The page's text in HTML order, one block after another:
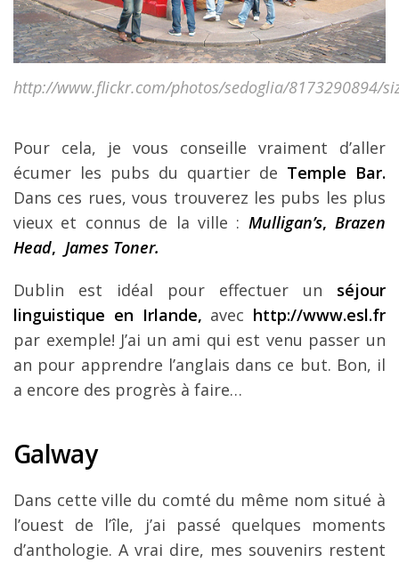
http://www.flickr.com/photos/sedoglia/8173290894/
Pour cela, je vous conseille vraiment d’aller
écumer les pubs du quartier de Temple Bar.
Dans ces rues, vous trouverez les pubs les plus
vieux et connus de la ville : Mulligan’s, Brazen
Head, James Toner.
Dublin est idéal pour effectuer un séjour
linguistique en Irlande, avec http://www.esl.fr
par exemple! J’ai un ami qui est venu passer un
an pour apprendre l’anglais dans ce but. Bon, il
a encore des progrès à faire…
Galway
Dans cette ville du comté du même nom situé à
l’ouest de l’île, j’ai passé quelques moments
d’anthologie. A vrai dire, mes souvenirs restent